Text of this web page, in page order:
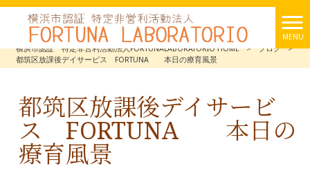
MENU
横浜市認証 特定非営利活動法人FORTUNALABORATORIO HOME
> ブログ
>
都筑区放課後デイサービス FORTUNA 本日の療育風景
都筑区放課後デイサービ
ス FORTUNA 本日の
療育風景